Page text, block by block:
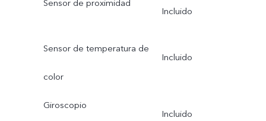
Sensor de proximidad
Incluido
Sensor de temperatura de
color
Incluido
Giroscopio
Incluido